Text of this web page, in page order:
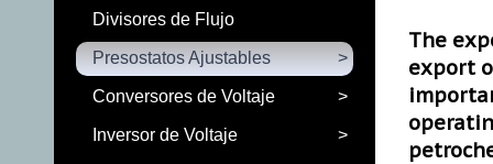
Divisores de Flujo
>
Presostatos Ajustables
>
Conversores de Voltaje
>
Inversor de Voltaje
The
export